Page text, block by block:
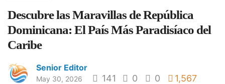
Descubre las Maravillas de República
Dominicana: El País Más Paradisíaco del
Caribe
Senior Editor
May 30, 2026 141 0 0 1,567